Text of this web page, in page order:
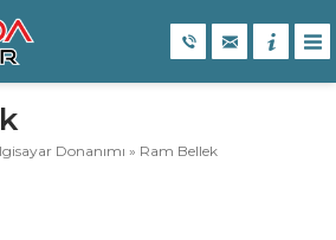
Donanımı » Ram Bellek